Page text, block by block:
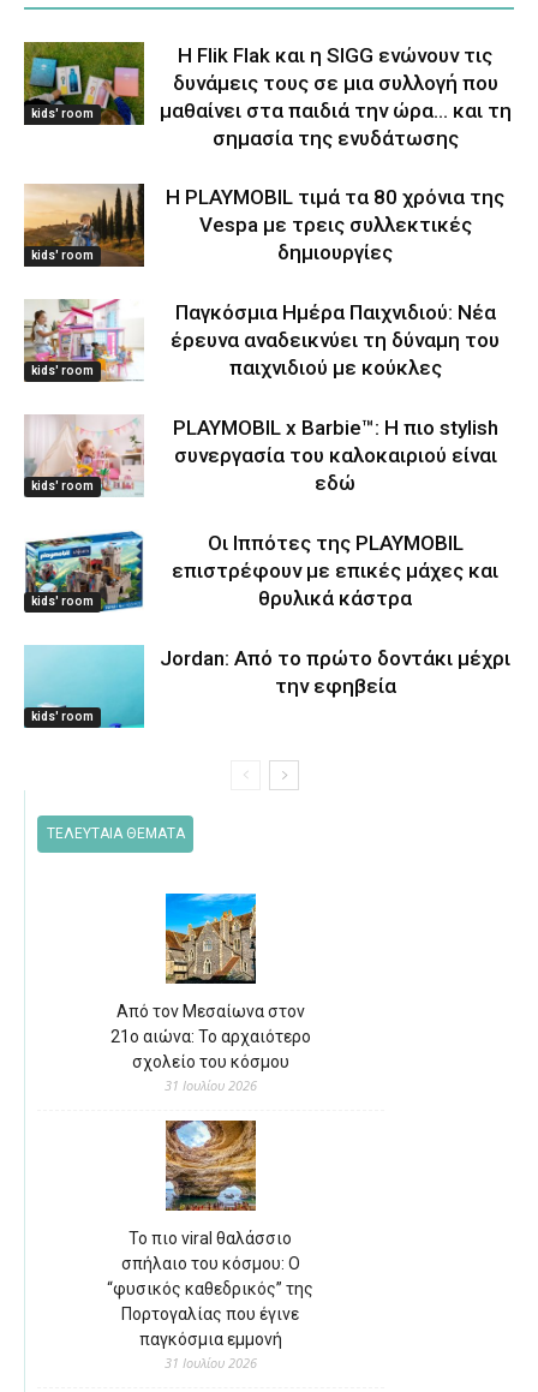
kids' room
Η Flik Flak και η SIGG ενώνουν τις
δυνάμεις τους σε μια συλλογή που
μαθαίνει στα παιδιά την ώρα… και τη
σημασία της ενυδάτωσης
kids' room
Η PLAYMOBIL τιμά τα 80 χρόνια της
Vespa με τρεις συλλεκτικές
δημιουργίες
kids' room
Παγκόσμια Ημέρα Παιχνιδιού: Νέα
έρευνα αναδεικνύει τη δύναμη του
παιχνιδιού με κούκλες
kids' room
PLAYMOBIL x Barbie™: Η πιο stylish
συνεργασία του καλοκαιριού είναι
εδώ
kids' room
Οι Ιππότες της PLAYMOBIL
επιστρέφουν με επικές μάχες και
θρυλικά κάστρα
kids' room
Jordan: Από το πρώτο δοντάκι μέχρι
την εφηβεία
ΤΕΛΕΥΤΑΙΑ ΘΕΜΑΤΑ
Από τον Μεσαίωνα στον
21ο αιώνα: Το αρχαιότερο
σχολείο του κόσμου
31 Ιουλίου 2026
Το πιο viral θαλάσσιο
σπήλαιο του κόσμου: Ο
“φυσικός καθεδρικός” της
Πορτογαλίας που έγινε
παγκόσμια εμμονή
31 Ιουλίου 2026